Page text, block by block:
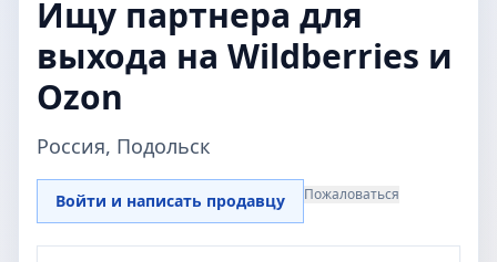
Ищу партнера для
выхода на Wildberries и
Ozon
Россия, Подольск
Войти и написать продавцу Пожаловаться